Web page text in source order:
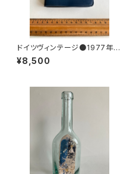
ドイツヴィンテージ●1977年ポ
ケットカレンダーKDT手帳未使
用DDR
¥8,500